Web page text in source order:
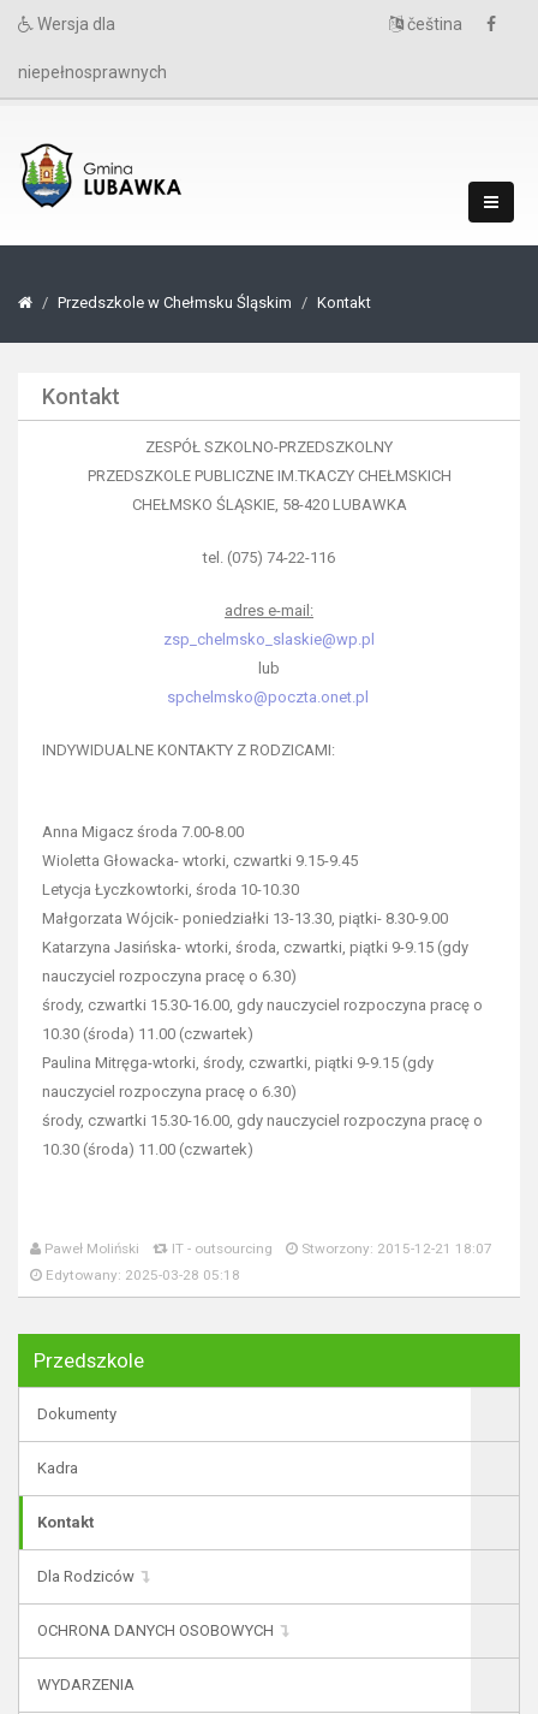
Wersja dla
niepełnosprawnych
čeština
Przedszkole w Chełmsku Śląskim Kontakt
Kontakt
ZESPÓŁ SZKOLNO-PRZEDSZKOLNY
PRZEDSZKOLE PUBLICZNE IM.TKACZY CHEŁMSKICH
CHEŁMSKO ŚLĄSKIE, 58-420 LUBAWKA
tel. (075) 74-22-116
adres e-mail:
zsp_chelmsko_slaskie@wp.pl
lub
spchelmsko@poczta.onet.pl
INDYWIDUALNE KONTAKTY Z RODZICAMI:
Anna Migacz środa 7.00-8.00
Wioletta Głowacka- wtorki, czwartki 9.15-9.45
Letycja Łyczkowtorki, środa 10-10.30
Małgorzata Wójcik- poniedziałki 13-13.30, piątki- 8.30-9.00
Katarzyna Jasińska- wtorki, środa, czwartki, piątki 9-9.15 (gdy
nauczyciel rozpoczyna pracę o 6.30)
środy, czwartki 15.30-16.00, gdy nauczyciel rozpoczyna pracę o
10.30 (środa) 11.00 (czwartek)
Paulina Mitręga-wtorki, środy, czwartki, piątki 9-9.15 (gdy
nauczyciel rozpoczyna pracę o 6.30)
środy, czwartki 15.30-16.00, gdy nauczyciel rozpoczyna pracę o
10.30 (środa) 11.00 (czwartek)
Paweł Moliński IT - outsourcing
Stworzony: 2015-12-21 18:07
Edytowany: 2025-03-28 05:18
Przedszkole
Dokumenty
Kadra
Kontakt
Dla Rodziców
OCHRONA DANYCH OSOBOWYCH
WYDARZENIA